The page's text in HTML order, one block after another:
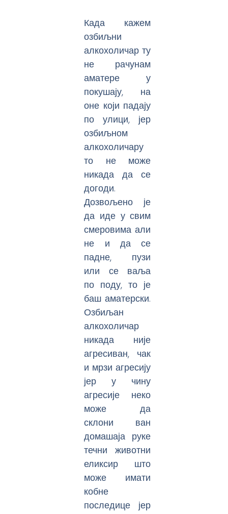
Када кажем
озбиљни
алкохоличар ту
не рачунам
аматере у
покушају, на
оне који падају
по улици, јер
озбиљном
алкохоличару
то не може
никада да се
догоди.
Дозвољено је
да иде у свим
смеровима али
не и да се
падне, пузи
или се ваља
по поду, то је
баш аматерски.
Озбиљан
алкохоличар
никада није
агресиван, чак
и мрзи агресију
јер у чину
агресије неко
може да
склони ван
домашаја руке
течни животни
еликсир што
може имати
кобне
последице јер